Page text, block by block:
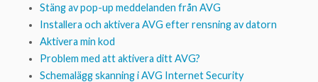
Stäng av pop-up meddelanden från AVG
Installera och aktivera AVG efter rensning av datorn
Aktivera min kod
Problem med att aktivera ditt AVG?
Schemalägg skanning i AVG Internet Security